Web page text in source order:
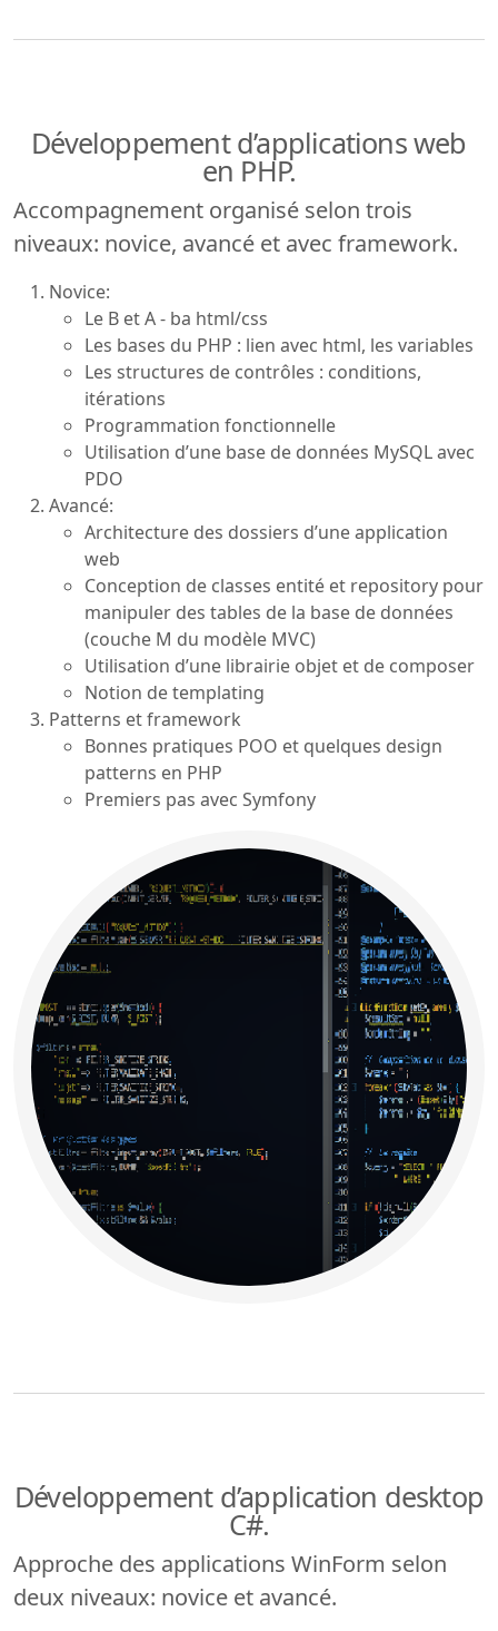
Développement d’applications web
en PHP.
Accompagnement organisé selon trois
niveaux: novice, avancé et avec framework.
Novice:
Le B et A - ba html/css
Les bases du PHP : lien avec html, les variables
Les structures de contrôles : conditions,
itérations
Programmation fonctionnelle
Utilisation d’une base de données MySQL avec
PDO
Avancé:
Architecture des dossiers d’une application
web
Conception de classes entité et repository pour
manipuler des tables de la base de données
(couche M du modèle MVC)
Utilisation d’une librairie objet et de composer
Notion de templating
Patterns et framework
Bonnes pratiques POO et quelques design
patterns en PHP
Premiers pas avec Symfony
Développement d’application desktop
C#.
Approche des applications WinForm selon
deux niveaux: novice et avancé.